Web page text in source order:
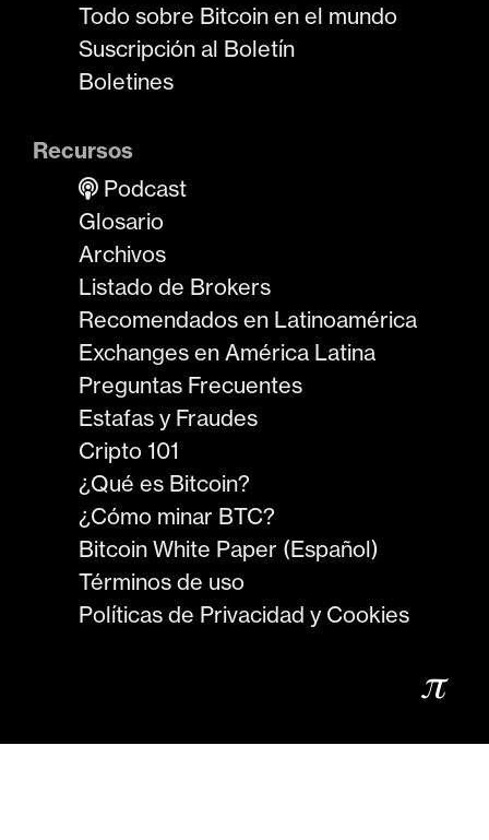
Todo sobre Bitcoin en el mundo
Suscripción al Boletín
Boletines
Recursos
Podcast
Glosario
Archivos
Listado de Brokers
Recomendados en Latinoamérica
Exchanges en América Latina
Preguntas Frecuentes
Estafas y Fraudes
Cripto 101
¿Qué es Bitcoin?
¿Cómo minar BTC?
Bitcoin White Paper (Español)
Términos de uso
Políticas de Privacidad y Cookies
𝜋